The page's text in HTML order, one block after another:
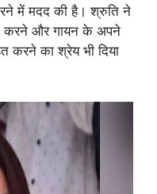
में मदद की है। श्रुति ने
करने और गायन के अपने
करने का श्रेय भी दिया